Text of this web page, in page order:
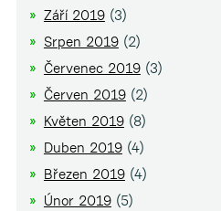
Září 2019(3)
Srpen 2019(2)
Červenec 2019(3)
Červen 2019(2)
Květen 2019(8)
Duben 2019(4)
Březen 2019(4)
Únor 2019(5)